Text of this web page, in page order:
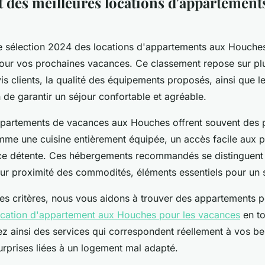
sélection 2024 des locations d'appartements aux
vos prochaines vacances. Ce classement repose sur
clients, la qualité des équipements proposés, ainsi que
garantir un séjour confortable et agréable.
de vacances aux Houches offrent souvent des
une cuisine entièrement équipée, un accès facile aux
détente. Ces hébergements recommandés se
proximité des commodités, éléments essentiels pour un
critères, nous vous aidons à trouver des appartements
d'appartement aux Houches pour les vacances en
ainsi des services qui correspondent réellement à vos
liées à un logement mal adapté.